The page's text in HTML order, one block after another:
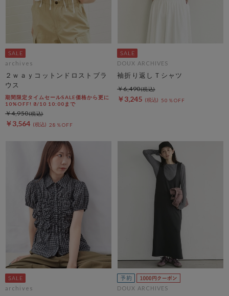
archives
２ｗａｙコットンドロストブラ
ウス
期間限定タイムセールSALE価格から更に
10%OFF! 8/10 10:00まで
￥3,564 28％OFF
￥4,950
DOUX ARCHIVES
袖折り返しＴシャツ
￥3,245 50％OFF
￥6,490
archives DOUX ARCHIVES